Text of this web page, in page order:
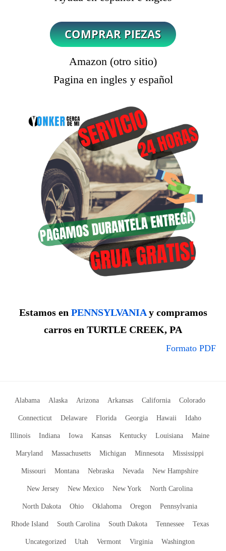
Amazon (otro sitio)
Pagina en ingles y español
Estamos en PENNSYLVANIAy compramos
carros en TURTLE CREEK, PA
Formato PDF
Alabama Alaska Arizona Arkansas California Colorado
Connecticut Delaware Florida Georgia Hawaii Idaho
Illinois Indiana Iowa Kansas Kentucky Louisiana Maine
Maryland Massachusetts Michigan Minnesota Mississippi
Missouri Montana Nebraska Nevada New Hampshire
New Jersey New Mexico New York North Carolina
North Dakota Ohio Oklahoma Oregon Pennsylvania
Rhode Island South Carolina South Dakota Tennessee Texas
Uncategorized Utah Vermont Virginia Washington